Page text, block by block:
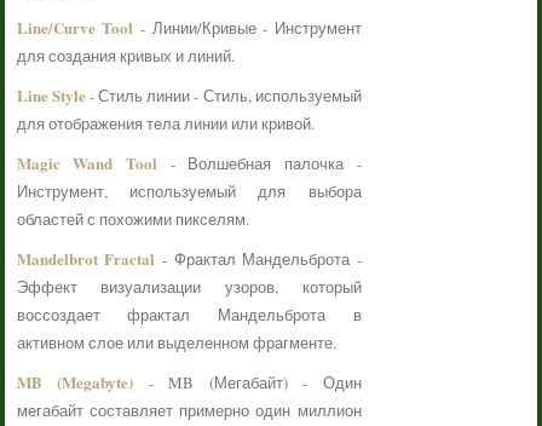
Line/Curve Tool - Линии/Кривые - Инструмент
для создания кривых и линий.
Line Style- Стиль линии - Стиль, используемый
для отображения тела линии или кривой.
Magic Wand Tool - Волшебная палочка -
Инструмент, используемый для выбора
областей с похожими пикселям.
Mandelbrot Fractal - Фрактал Мандельброта -
Эффект визуализации узоров, который
воссоздает фрактал Мандельброта в
активном слое или выделенном фрагменте.
MB (Megabyte) - MB (Мегабайт) - Один
мегабайт составляет примерно один миллион